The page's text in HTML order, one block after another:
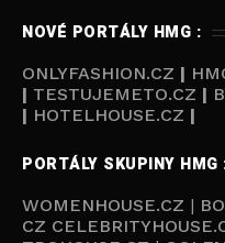
NOVÉ PORTÁLY HMG :
ONLYFASHION.CZ |
| TESTUJEMETO.CZ |
| HOTELHOUSE.CZ |
PORTÁLY SKUPINY HMG
WOMENHOUSE.CZ |
CZ